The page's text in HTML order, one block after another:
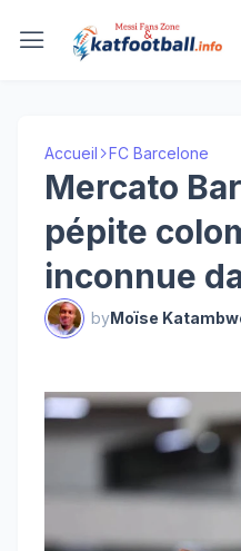
Accueil FC Barcelone
Mercato
pépite
inconnue
byMoïse